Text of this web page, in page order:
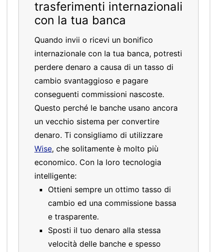
trasferimenti internazionali
con la tua banca
Quando invii o ricevi un bonifico
internazionale con la tua banca, potresti
perdere denaro a causa di un tasso di
cambio svantaggioso e pagare
conseguenti commissioni nascoste.
Questo perché le banche usano ancora
un vecchio sistema per convertire
denaro. Ti consigliamo di utilizzare
Wise, che solitamente è molto più
economico. Con la loro tecnologia
intelligente:
Ottieni sempre un ottimo tasso di
cambio ed una commissione bassa
e trasparente.
Sposti il tuo denaro alla stessa
velocità delle banche e spesso